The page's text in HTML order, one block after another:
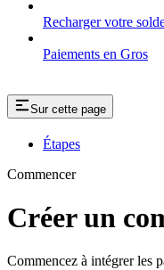
Recharger votre
Paiements en Gros
Sur cette page
Étapes
Commencer
Créer un
Commencez à intégrer les